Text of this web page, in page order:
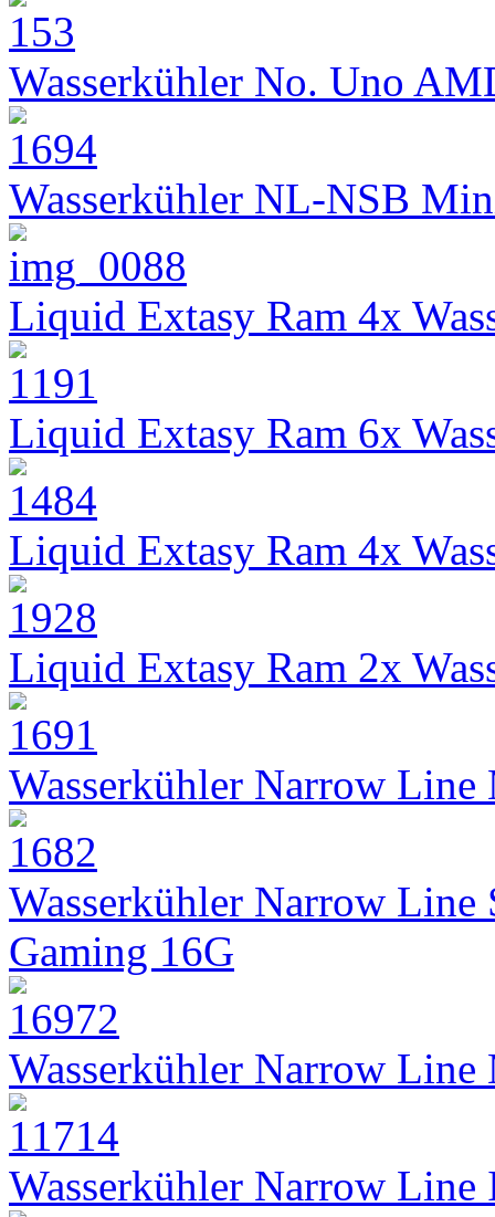
Wasserkühler No. Uno
Wasserkühler NL-NSB
Liquid Extasy Ram 4x
Liquid Extasy Ram 6x
Liquid Extasy Ram 4x
Liquid Extasy Ram 2x
Wasserkühler Narrow
Wasserkühler Narrow
Gaming 16G
Wasserkühler Narrow
Wasserkühler Narrow